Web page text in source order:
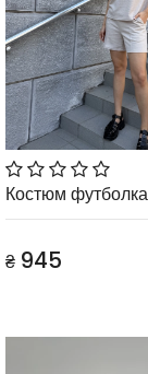
Костюм
₴ 945